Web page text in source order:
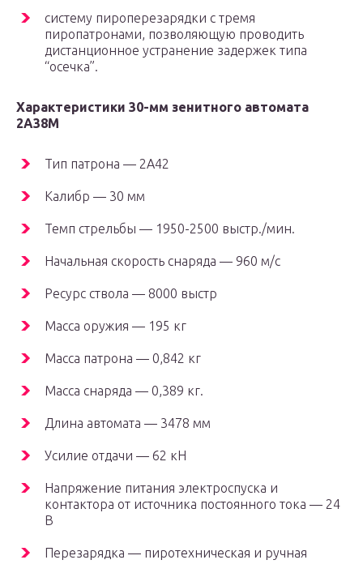
систему пироперезарядки с тремя
пиропатронами, позволяющую проводить
дистанционное устранение задержек типа
“осечка”.
Характеристики 30-мм зенитного автомата
2А38М
Тип патрона — 2А42
Калибр — 30 мм
Темп стрельбы — 1950-2500 выстр./мин.
Начальная скорость снаряда — 960 м/с
Ресурс ствола — 8000 выстр
Масса оружия — 195 кг
Масса патрона — 0,842 кг
Масса снаряда — 0,389 кг.
Длина автомата — 3478 мм
Усилие отдачи — 62 кН
Напряжение питания электроспуска и
контактора от источника постоянного тока — 24
В
Перезарядка — пиротехническая и ручная